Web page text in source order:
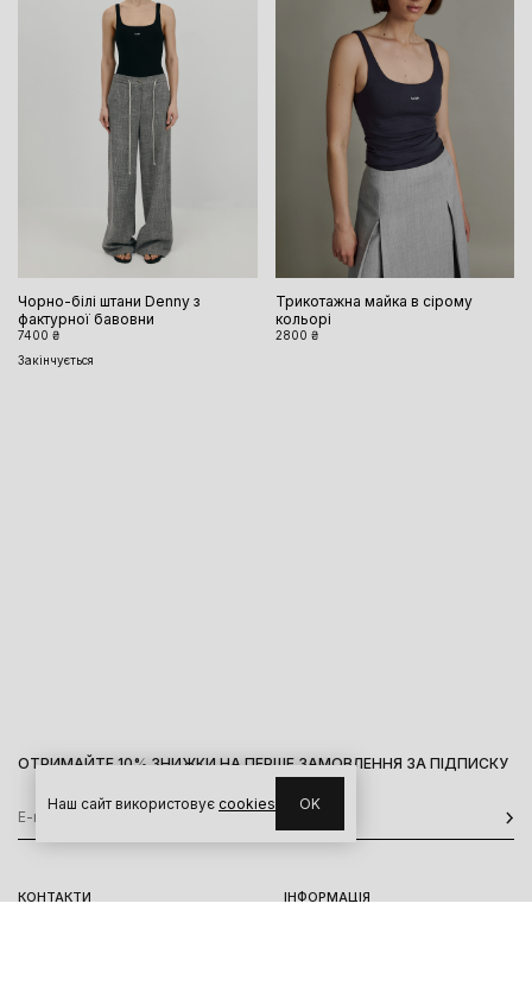
Чорно-білі штани Denny з
фактурної бавовни
7400 ₴
Закінчується
Трикотажна майка в сірому
кольорі
2800 ₴
КОНТАКТИ ІНФОРМАЦІЯ
ОТРИМАЙТЕ 10% ЗНИЖКИ НА ПЕРШЕ ЗАМОВЛЕННЯ ЗА ПІДПИСКУ
Наш сайт використовує cookies OK